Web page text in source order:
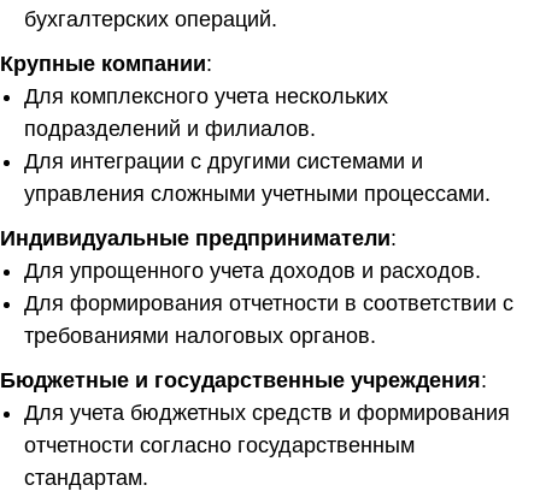
бухгалтерских операций.
Крупные компании:
Для комплексного учета нескольких
подразделений и филиалов.
Для интеграции с другими системами и
управления сложными учетными процессами.
Индивидуальные предприниматели:
Для упрощенного учета доходов и расходов.
Для формирования отчетности в соответствии с
требованиями налоговых органов.
Бюджетные и государственные учреждения:
Для учета бюджетных средств и формирования
отчетности согласно государственным
стандартам.